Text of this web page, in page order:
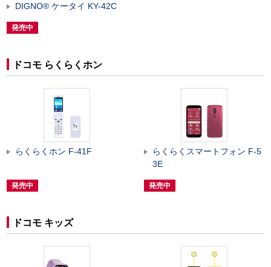
DIGNO® ケータイ KY-42C
発売中
ドコモ らくらくホン
らくらくホン F-41F
発売中
らくらくスマートフォン F-5
3E
発売中
ドコモ キッズ